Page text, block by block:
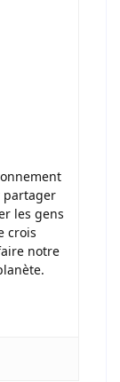
partager
les gens
crois
notre